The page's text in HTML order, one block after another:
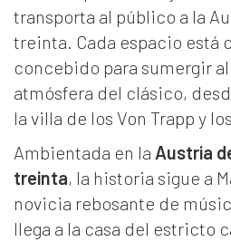
transporta al público a la
treinta. Cada espacio está
concebido para sumergir
atmósfera del clásico,
la villa de los Von Trapp y
Ambientada en la Austria
treinta, la historia sigue a
novicia rebosante de
llega a la casa del estricto